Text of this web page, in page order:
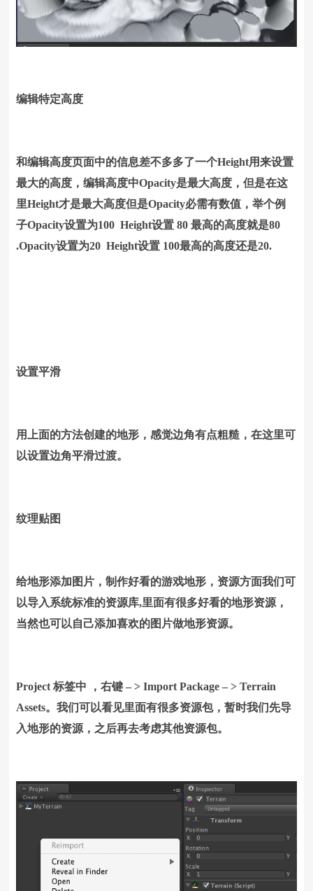
编辑特定高度
和编辑高度页面中的信息差不多多了一个Height用来设置
最大的高度，编辑高度中Opacity是最大高度，但是在这
里Height才是最大高度但是Opacity必需有数值，举个例
子Opacity设置为100 Height设置 80 最高的高度就是80
.Opacity设置为20 Height设置 100最高的高度还是20.
设置平滑
用上面的方法创建的地形，感觉边角有点粗糙，在这里可
以设置边角平滑过渡。
纹理贴图
给地形添加图片，制作好看的游戏地形，资源方面我们可
以导入系统标准的资源库,里面有很多好看的地形资源，
当然也可以自己添加喜欢的图片做地形资源。
Project 标签中 ，右键 – > Import Package – > Terrain
Assets。我们可以看见里面有很多资源包，暂时我们先导
入地形的资源，之后再去考虑其他资源包。